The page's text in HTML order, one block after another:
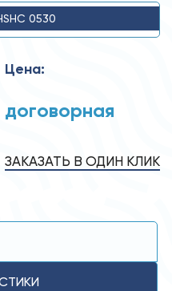
0530
Цена:
договорная
ЗАКАЗАТЬ В ОДИН КЛИК